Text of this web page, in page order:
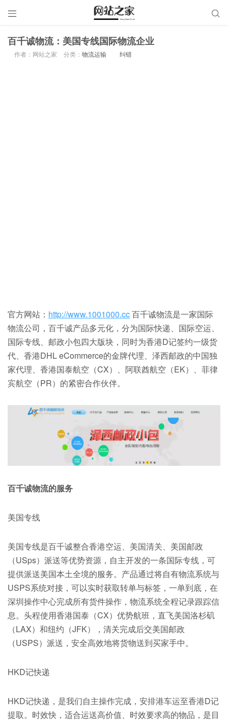
 
百千诚物流：美国专线国际物流企业
作者：网站之家 分类： 物流运输 纠错
官方网站： http://www.1001000.cc百千诚物流是一家国际
物流公司，百千诚产品多元化，分为国际快递、国际空运、
国际专线、邮政小包四大版块，同时为香港D记签约一级货
代、香港DHL eCommerce的金牌代理、泽西邮政的中国独
家代理、香港国泰航空（CX）、阿联酋航空（EK）、菲律
宾航空（PR）的紧密合作伙伴。
百千诚物流的服务
美国专线
美国专线是百千诚整合香港空运、美国清关、美国邮政
（USps）派送等优势资源，自主开发的一条国际专线，可
提供派送美国本土全境的服务。产品通过将自有物流系统与
USPS系统对接，可以实时获取转单与标签，一单到底，在
深圳操作中心完成所有货件操作，物流系统全程记录跟踪信
息。头程使用香港国泰（CX）优势航班，直飞美国洛杉矶
（LAX）和纽约（JFK），清关完成后交美国邮政
（USPS）派送，安全高效地将货物送到买家手中。
HKD记快递
HKD记快递，是我们自主操作完成，安排港车运至香港D记
提取。时效快，适合运送高价值、时效要求高的物品，是目